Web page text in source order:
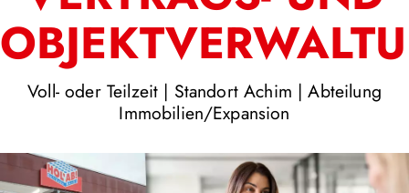
Voll- oder Teilzeit | Standort Achim | Abteilung
Immobilien/Expansion